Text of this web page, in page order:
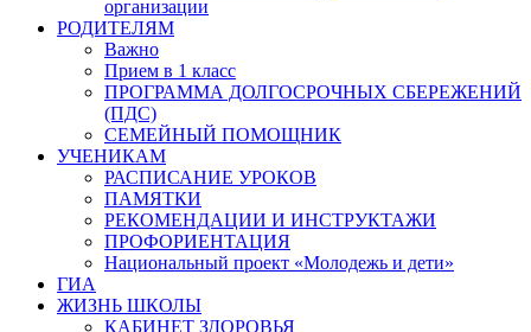
организации
РОДИТЕЛЯМ
Важно
Прием в 1 класс
ПРОГРАММА ДОЛГОСРОЧНЫХ СБЕРЕЖЕНИЙ
(ПДС)
СЕМЕЙНЫЙ ПОМОЩНИК
УЧЕНИКАМ
РАСПИСАНИЕ УРОКОВ
ПАМЯТКИ
РЕКОМЕНДАЦИИ И ИНСТРУКТАЖИ
ПРОФОРИЕНТАЦИЯ
Национальный проект «Молодежь и дети»
ГИА
ЖИЗНЬ ШКОЛЫ
КАБИНЕТ ЗДОРОВЬЯ